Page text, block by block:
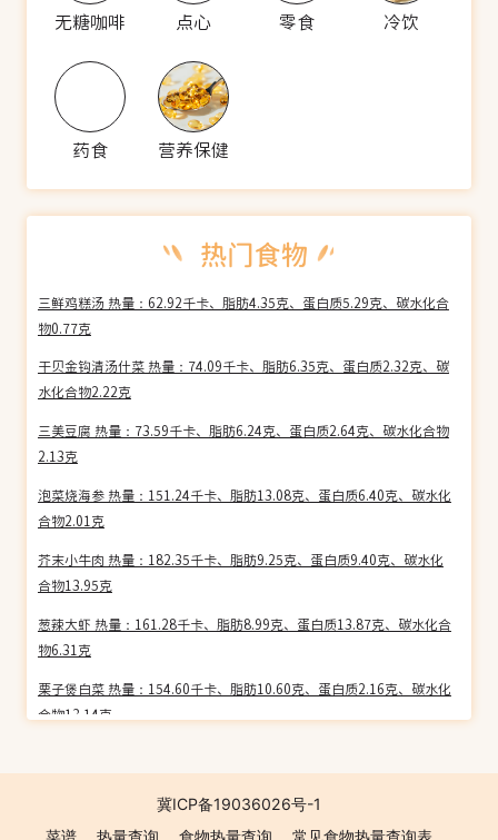
无糖咖啡 点心 零食 冷饮
药食 营养保健
三鲜鸡糕汤 热量：62.92千卡、脂肪4.35克、蛋白质5.29克、碳水化合
物0.77克
干贝金钩清汤什菜 热量：74.09千卡、脂肪6.35克、蛋白质2.32克、碳
水化合物2.22克
三美豆腐 热量：73.59千卡、脂肪6.24克、蛋白质2.64克、碳水化合物
2.13克
泡菜烧海参 热量：151.24千卡、脂肪13.08克、蛋白质6.40克、碳水化
合物2.01克
芥末小牛肉 热量：182.35千卡、脂肪9.25克、蛋白质9.40克、碳水化
合物13.95克
葱辣大虾 热量：161.28千卡、脂肪8.99克、蛋白质13.87克、碳水化合
物6.31克
栗子煲白菜 热量：154.60千卡、脂肪10.60克、蛋白质2.16克、碳水化
合物13.14克
化合物2.84克
大葱拌山鸡 热量：184.44千卡、脂肪13.77克、蛋白质10.85克、碳水
冀ICP备19036026号-1